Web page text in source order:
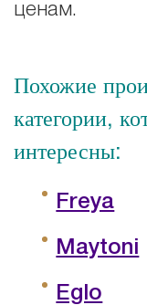
ценам.
Похожие
категории,
интересны:
Freya
Maytoni
Eglo